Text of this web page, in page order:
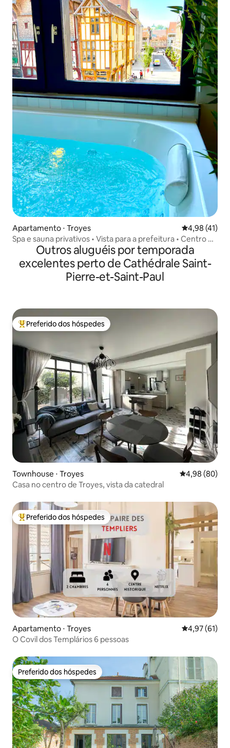
Apartamento ⋅ Troyes 4,98 de uma
4,98 (41)
Spa e sauna privativos • Vista para a prefeitura • Centro de
Outros aluguéis por temporada
excelentes perto de Cathédrale Saint-
Pierre-et-Saint-Paul
Entre os melhores preferidos dos hóspedes
Preferido dos hóspedes
Townhouse ⋅ Troyes 4,98 de uma
4,98 (80)
Casa no centro de Troyes, vista da catedral
Entre os melhores preferidos dos hóspedes
Preferido dos hóspedes
Apartamento ⋅ Troyes 4,97 de uma
4,97 (61)
O Covil dos Templários 6 pessoas
Preferido dos hóspedes
Preferido dos hóspedes